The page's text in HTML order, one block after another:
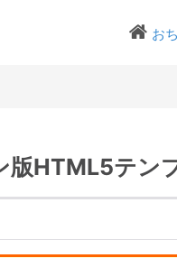
お
版HTML5テン